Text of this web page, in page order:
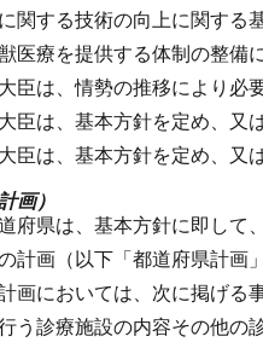
関する技術の向上に関する
医療を提供する体制の整備
臣は、情勢の推移により必
臣は、基本方針を定め、又
臣は、基本方針を定め、又
画）
府県は、基本方針に即して
計画（以下「都道府県計画
画においては、次に掲げる
う診療施設の内容その他の